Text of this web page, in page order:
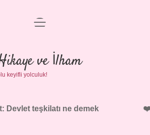
Anasayfa
Gizlilik Politikası
Yasal Uyarı
menüyü
ve İlham
keyifli yolculuk!
Devlet teşkilatı ne demek